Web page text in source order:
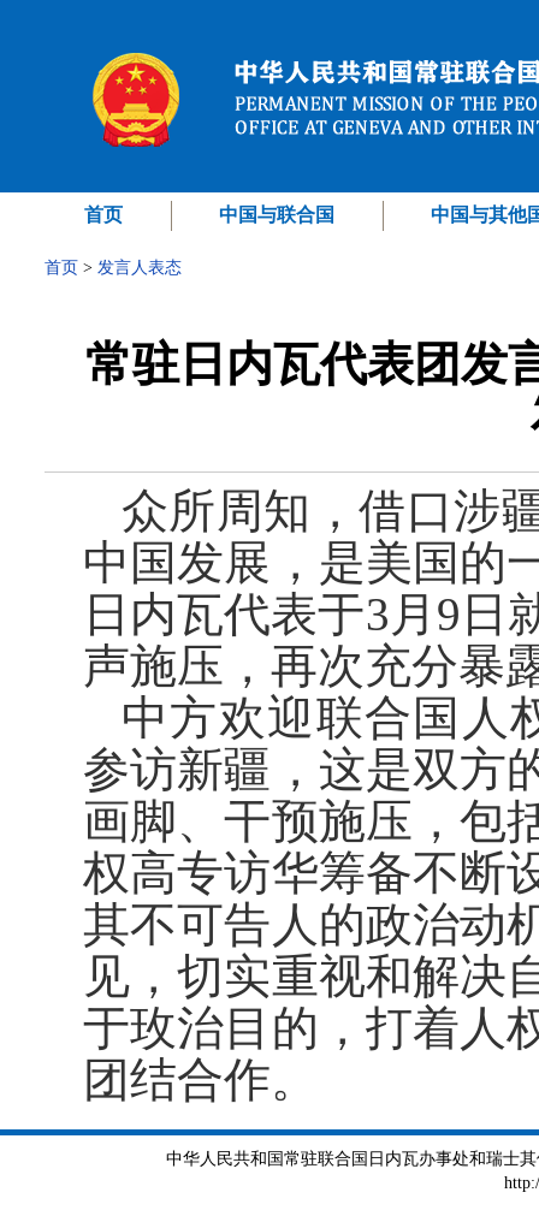
首页 中国与联合国 中国与其他
首页 > 发言人表态
常驻日内瓦代表团发
众所周知，借口涉
中国发展，是美国的
日内瓦代表于3月9日
声施压，再次充分暴
中方欢迎联合国人
参访新疆，这是双方
画脚、干预施压，包
权高专访华筹备不断
其不可告人的政治动
见，切实重视和解决
于玫治目的，打着人
团结合作。
中华人民共和国常驻联合国日内瓦办事处和瑞士